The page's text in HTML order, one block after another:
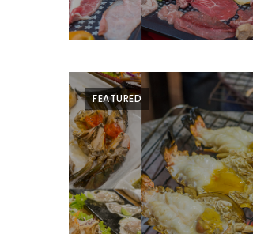
FESTIVAL
2
ช็อป
ฟิน
กิน
เพลิน
HFG
E-
NEWS
FEATURED